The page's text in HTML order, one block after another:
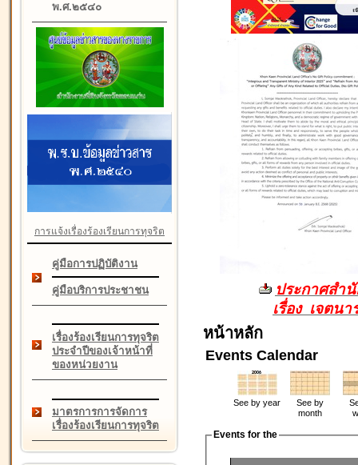
พ.ศ.๒๕๔๐
การแจ้งเรื่องร้องเรียนการทุจริต
คู่มือการปฏิบัติงาน
คู่มือบริการประชาชน
เรื่องร้องเรียนการทุจริต
ประจำปีของเจ้าหน้าที่
ของหน่วยงาน
มาตรการการจัดการ
เรื่องร้องเรียนการทุจริต
ประกาศสำ
เรื่อง เจตน
หน้าหลัก
Events Calendar
See by year
See by
month
Events for the